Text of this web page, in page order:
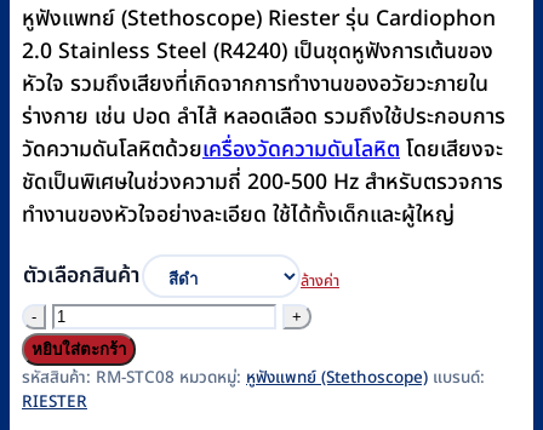
หูฟังแพทย์ (Stethoscope) Riester รุ่น Cardiophon
2.0 Stainless Steel (R4240) เป็นชุดหูฟังการเต้นของ
หัวใจ รวมถึงเสียงที่เกิดจากการทำงานของอวัยวะภายใน
ร่างกาย เช่น ปอด ลำไส้ หลอดเลือด รวมถึงใช้ประกอบการ
วัดความดันโลหิตด้วยเครื่องวัดความดันโลหิตโดยเสียงจะ
ชัดเป็นพิเศษในช่วงความถี่ 200-500 Hz สำหรับตรวจการ
ทำงานของหัวใจอย่างละเอียด ใช้ได้ทั้งเด็กและผู้ใหญ่
ตัวเลือกสินค้า
ล้างค่า
จำนวน
หู
ฟัง
แพทย์
หยิบใส่ตะกร้า
รหัสสินค้า: RM-STC08 หมวดหมู่: หูฟังแพทย์ (Stethoscope) แบรนด์:
RIESTER